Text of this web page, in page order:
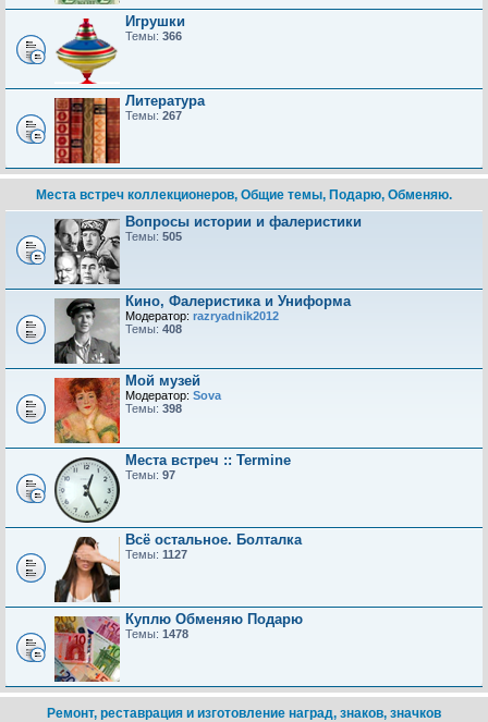
Игрушки
Темы: 366
Литература
Темы: 267
Места встреч коллекционеров, Общие темы, Подарю, Обменяю.
Вопросы истории и фалеристики
Темы: 505
Кино, Фалеристика и Униформа
Модератор: razryadnik2012
Темы: 408
Мой музей
Модератор: Sova
Темы: 398
Места встреч :: Termine
Темы: 97
Всё остальное. Болталка
Темы: 1127
Куплю Обменяю Подарю
Темы: 1478
Ремонт, реставрация и изготовление наград, знаков, значков